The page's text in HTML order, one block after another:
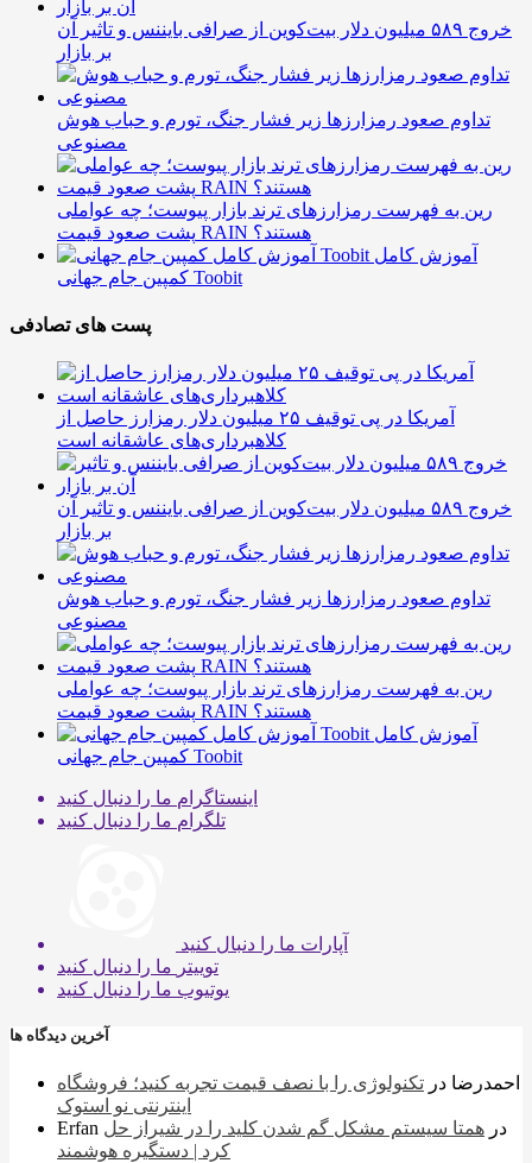
خروج ۵۸۹ میلیون دلار بیت‌کوین از صرافی بایننس و تاثیر آن
بر بازار
تداوم صعود رمزارزها زیر فشار جنگ، تورم و حباب هوش
مصنوعی
رین به فهرست رمزارزهای ترند بازار پیوست؛ چه عواملی
پشت صعود قیمت RAIN هستند؟
آموزش کامل
کمپین جام جهانی Toobit
پست های تصادفی
آمریکا در پی توقیف ۲۵ میلیون دلار رمزارز حاصل از
کلاهبرداری‌های عاشقانه است
خروج ۵۸۹ میلیون دلار بیت‌کوین از صرافی بایننس و تاثیر آن
بر بازار
تداوم صعود رمزارزها زیر فشار جنگ، تورم و حباب هوش
مصنوعی
رین به فهرست رمزارزهای ترند بازار پیوست؛ چه عواملی
پشت صعود قیمت RAIN هستند؟
آموزش کامل
کمپین جام جهانی Toobit
اینستاگرام ما را دنبال کنید
تلگرام ما را دنبال کنید
آپارات ما را دنبال کنید
توییتر ما را دنبال کنید
یوتیوب ما را دنبال کنید
آخرین دیدگاه ها
احمدرضا در تکنولوژی را با نصف قیمت تجربه کنید؛ فروشگاه
اینترنتی نو استوک
Erfan
در همتا سیستم مشکل گم شدن کلید را در شیراز حل
کرد | دستگیره هوشمند